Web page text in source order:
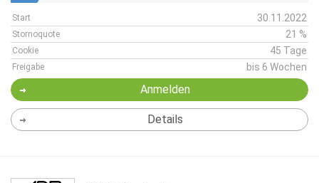
Start 30.11.2022
Stornoquote 21 %
Cookie 45 Tage
Freigabe bis 6 Wochen
Anmelden
Details